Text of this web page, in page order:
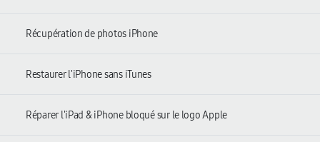
Récupération de photos iPhone
Restaurer l'iPhone sans iTunes
Réparer l'iPad & iPhone bloqué sur le logo Apple